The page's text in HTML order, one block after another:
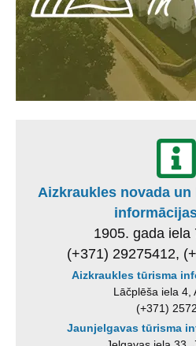
Aizkraukles novada
1905. gada iela
(+371) 29275412,
Aizkraukles tūrisma
Lāčplēša iela 4,
(+371)
Jaunjelgavas tūrisma